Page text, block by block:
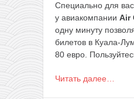
Специально для
у авиакомпании Air
одну минуту
билетов в Куала-
80 евро.
Читать далее…